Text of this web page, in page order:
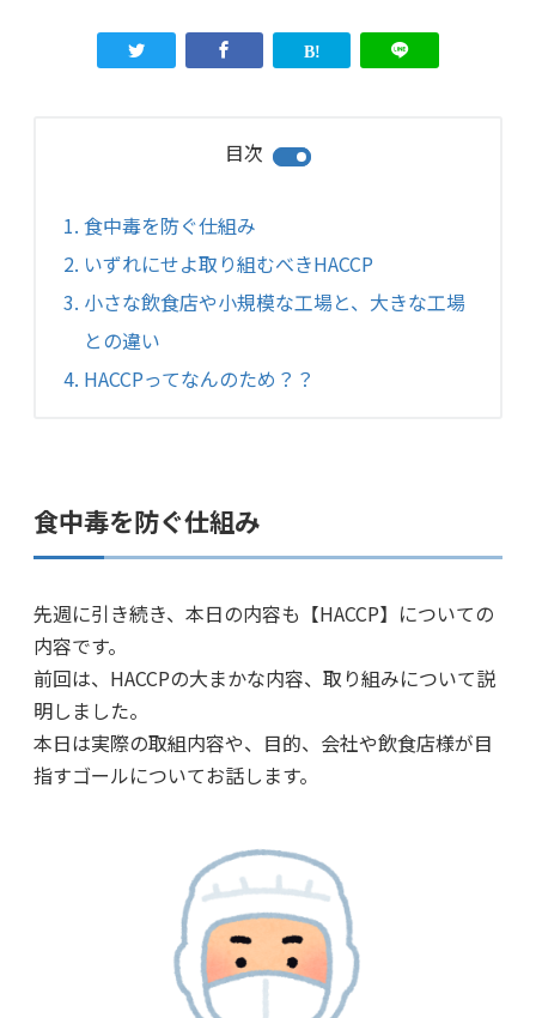
目次
食中毒を防ぐ仕組み
いずれにせよ取り組むべきHACCP
小さな飲食店や小規模な工場と、大きな工場
との違い
HACCPってなんのため？？
食中毒を防ぐ仕組み
先週に引き続き、本日の内容も【HACCP】についての
内容です。
前回は、HACCPの大まかな内容、取り組みについて説
明しました。
本日は実際の取組内容や、目的、会社や飲食店様が目
指すゴールについてお話します。